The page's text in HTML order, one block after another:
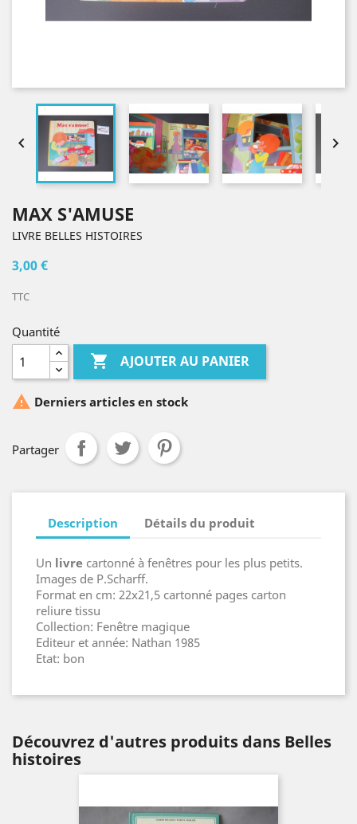
 
MAX S'AMUSE
LIVRE BELLES HISTOIRES
3,00 €
TTC
Quantité
 AJOUTER AU PANIER
 Derniers articles en stock
Partager
Description Détails du produit
Un livre cartonné à fenêtres pour les plus petits.
Images de P.Scharff.
Format en cm: 22x21,5 cartonné pages carton
reliure tissu
Collection: Fenêtre magique
Editeur et année: Nathan 1985
Etat: bon
Découvrez d'autres produits dans Belles
histoires